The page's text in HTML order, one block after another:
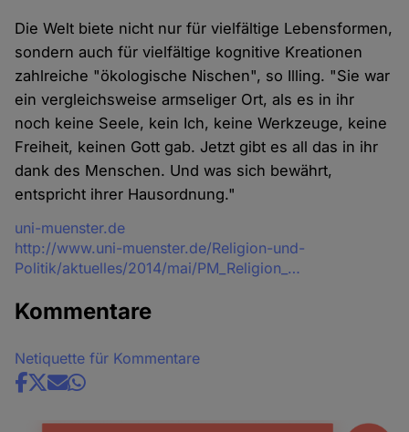
Die Welt biete nicht nur für vielfältige Lebensformen,
sondern auch für vielfältige kognitive Kreationen
zahlreiche "ökologische Nischen", so Illing. "Sie war
ein vergleichsweise armseliger Ort, als es in ihr
noch keine Seele, kein Ich, keine Werkzeuge, keine
Freiheit, keinen Gott gab. Jetzt gibt es all das in ihr
dank des Menschen. Und was sich bewährt,
entspricht ihrer Hausordnung."
Quelle
uni-muenster.de
http://www.uni-muenster.de/Religion-und-
Politik/aktuelles/2014/mai/PM_Religion_…
Kommentare
Netiquette für Kommentare
Share
news